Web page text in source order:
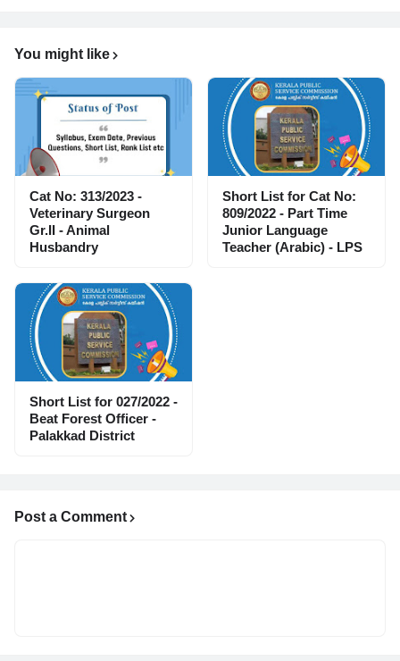
You might like
Cat No: 313/2023 -
Veterinary Surgeon
Gr.II - Animal
Husbandry
Short List for Cat No:
809/2022 - Part Time
Junior Language
Teacher (Arabic) - LPS
Short List for 027/2022 -
Beat Forest Officer -
Palakkad District
Post a Comment